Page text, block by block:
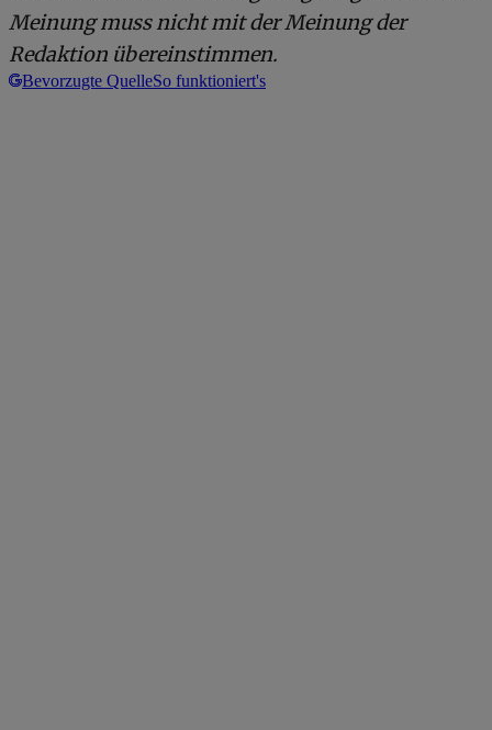
Meinung muss nicht mit der Meinung der
Redaktion übereinstimmen.
Bevorzugte QuelleSo funktioniert's